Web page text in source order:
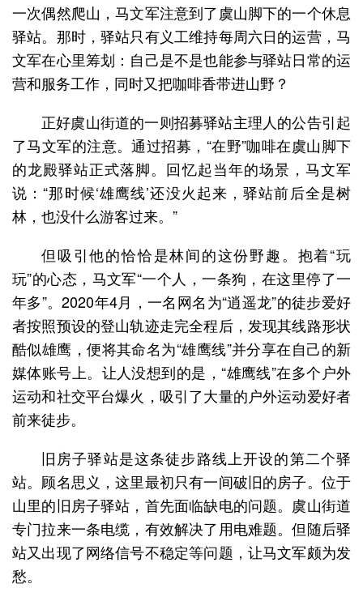
一次偶然爬山，马文军注意到了虞山脚下的一个休息
驿站。那时，驿站只有义工维持每周六日的运营，马
文军在心里筹划：自己是不是也能参与驿站日常的运
营和服务工作，同时又把咖啡香带进山野？
正好虞山街道的一则招募驿站主理人的公告引起
了马文军的注意。通过招募，“在野”咖啡在虞山脚下
的龙殿驿站正式落脚。回忆起当年的场景，马文军
说：“那时候‘雄鹰线’还没火起来，驿站前后全是树
林，也没什么游客过来。”
但吸引他的恰恰是林间的这份野趣。抱着“玩
玩”的心态，马文军“一个人，一条狗，在这里停了一
年多”。2020年4月，一名网名为“逍遥龙”的徒步爱好
者按照预设的登山轨迹走完全程后，发现其线路形状
酷似雄鹰，便将其命名为“雄鹰线”并分享在自己的新
媒体账号上。让人没想到的是，“雄鹰线”在多个户外
运动和社交平台爆火，吸引了大量的户外运动爱好者
前来徒步。
旧房子驿站是这条徒步路线上开设的第二个驿
站。顾名思义，这里最初只有一间破旧的房子。位于
山里的旧房子驿站，首先面临缺电的问题。虞山街道
专门拉来一条电缆，有效解决了用电难题。但随后驿
站又出现了网络信号不稳定等问题，让马文军颇为发
愁。